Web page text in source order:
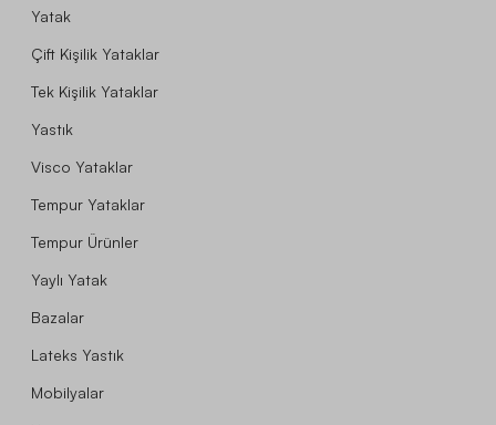
Yatak
Çift Kişilik Yataklar
Tek Kişilik Yataklar
Yastık
Visco Yataklar
Tempur Yataklar
Tempur Ürünler
Yaylı Yatak
Bazalar
Lateks Yastık
Mobilyalar